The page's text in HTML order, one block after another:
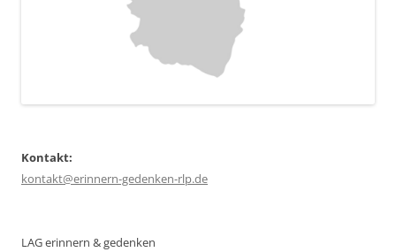
Kontakt:
kontakt@erinnern-gedenken-rlp.de
LAG erinnern & gedenken